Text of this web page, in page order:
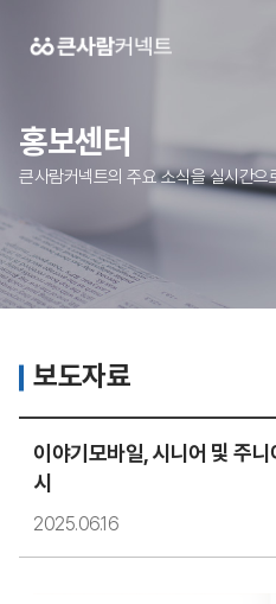
홍보센터
큰사람커넥트의 주요 소식을 실시간으
보도자료
이야기모바일, 시니어 및 주
시
2025.06.16